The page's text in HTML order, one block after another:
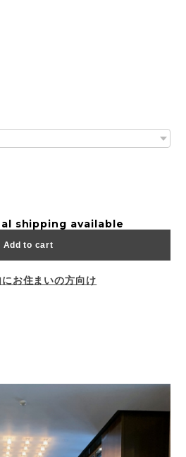
shipping available
Add to cart
お住まいの方向け